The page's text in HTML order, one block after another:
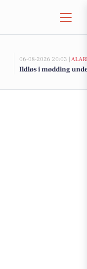
06-08-2026 20:03 |
Ildløs i mødding
byder på natur, historie